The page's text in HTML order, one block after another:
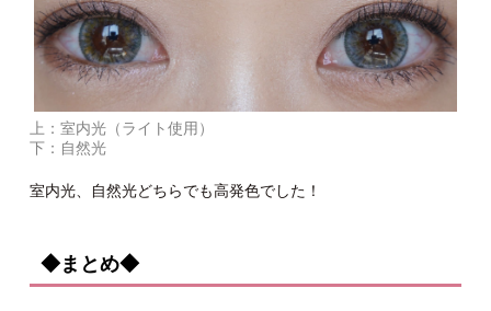
上：室内光（ライト使用）
下：自然光
室内光、自然光どちらでも高発色でした！
◆まとめ◆